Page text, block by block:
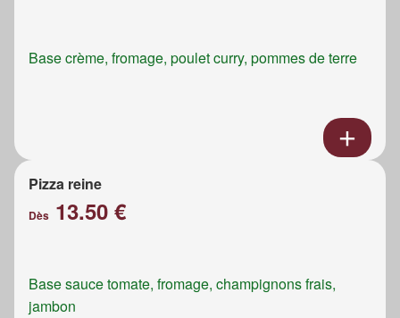
Base crème, fromage, poulet curry, pommes de terre
Pizza reine
Dès 13.50 €
Base sauce tomate, fromage, champignons frais,
jambon